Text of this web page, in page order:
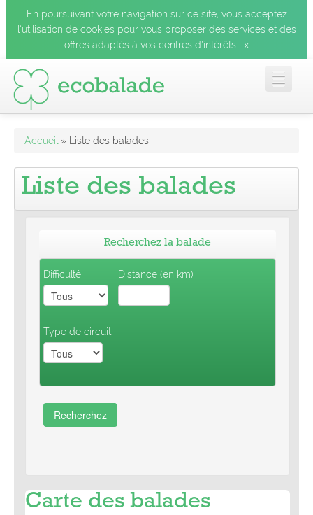
En poursuivant votre navigation sur ce site, vous acceptez
l’utilisation de cookies pour vous proposer des services et des
offres adaptés à vos centres d’intérêts.
x
Les balades
Les espèces
Mobile
Accueil » Liste des balades
Liste des balades
Recherchez la balade
Difficulté Distance (en km)
Type de circuit
Recherchez
Carte des balades